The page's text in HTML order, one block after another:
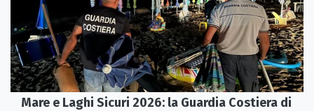
Mare e Laghi Sicuri 2026: la Guardia Costiera di